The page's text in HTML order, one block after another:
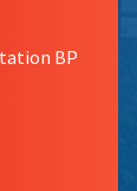
BP